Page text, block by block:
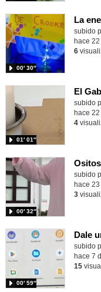
subido
00′ 30″
hace
6
subido
01′ 01″
hace
4
subido
00′ 32″
hace
3
subido
00′ 59″
hace 7
15